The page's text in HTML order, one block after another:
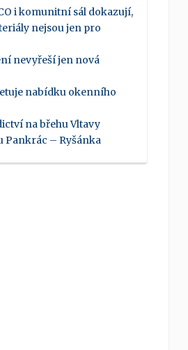
i komunitní sál dokazují,
nejsou jen pro
nevyřeší jen nová
nabídku okenního
na břehu Vltavy
Pankrác – Ryšánka